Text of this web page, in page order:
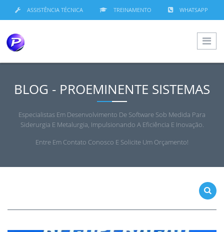
ASSISTÊNCIA TÉCNICA TREINAMENTO WHATSAPP
BLOG - PROEMINENTE SISTEMAS
Especialistas Em Desenvolvimento De Software Sob Medida Para
Siderurgia E Metalurgia, Impulsionando A Eficiência E Inovação.
Entre Em Contato Conosco E Solicite Um Orçamento!